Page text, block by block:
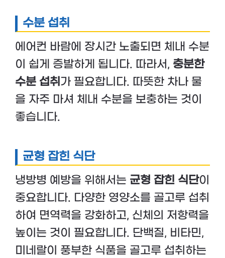
수분 섭취
에어컨 바람에 장시간 노출되면 체내 수분
이 쉽게 증발하게 됩니다. 따라서, 충분한
수분 섭취 가 필요합니다. 따뜻한 차나 물
을 자주 마셔 체내 수분을 보충하는 것이
좋습니다.
균형 잡힌 식단
냉방병 예방을 위해서는 균형 잡힌 식단이
중요합니다. 다양한 영양소를 골고루 섭취
하여 면역력을 강화하고, 신체의 저항력을
높이는 것이 필요합니다. 단백질, 비타민,
미네랄이 풍부한 식품을 골고루 섭취하는